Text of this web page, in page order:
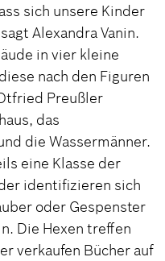
sich unsere Kinder
Alexandra Vanin.
in vier kleine
nach den Figuren
Preußler
das
die Wassermänner.
eine Klasse der
identifizieren sich
oder Gespenster
Die Hexen treffen
verkaufen Bücher auf